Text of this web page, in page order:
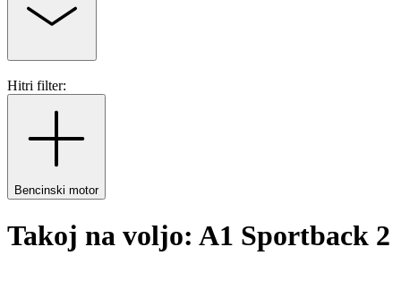
Hitri filter:
Bencinski motor
Takoj na voljo: A1 Sportback 2